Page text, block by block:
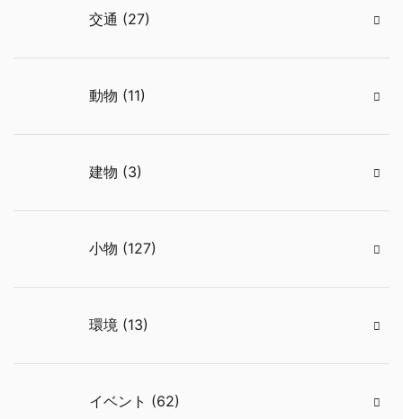
交通 (27)
動物 (11)
建物 (3)
小物 (127)
環境 (13)
イベント (62)